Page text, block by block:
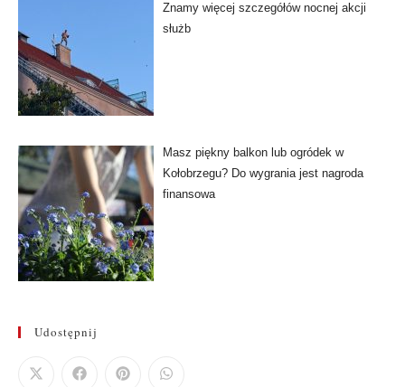
Znamy więcej szczegółów nocnej akcji
służb
Masz piękny balkon lub ogródek w
Kołobrzegu? Do wygrania jest nagroda
finansowa
Udostępnij